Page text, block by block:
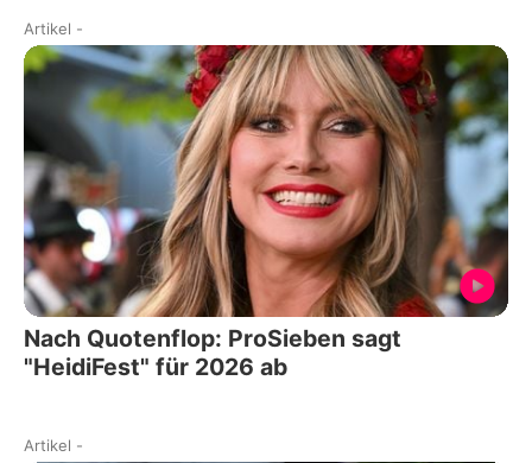
Artikel -
Nach Quotenflop: ProSieben sagt
"HeidiFest" für 2026 ab
Artikel -